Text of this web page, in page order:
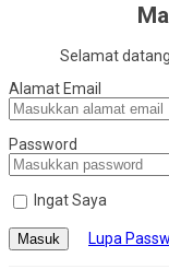
Selamat
Alamat Email
Password
Ingat Saya
Masuk Lupa